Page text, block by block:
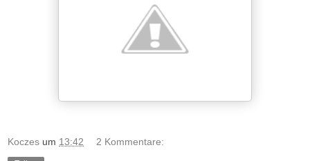
Koczes um 13:42 2 Kommentare: